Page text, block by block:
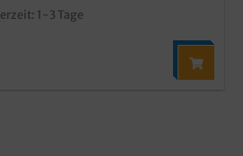
1-3 Tage